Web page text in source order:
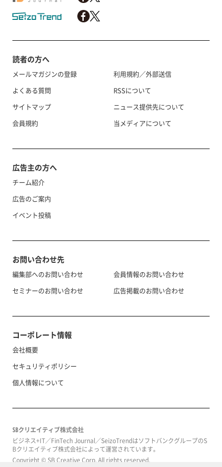
読者の方へ
メールマガジンの登録
よくある質問
サイトマップ
会員規約
利用規約／外部送信
RSSについて
ニュース提供先について
当メディアについて
広告主の方へ
チーム紹介
広告のご案内
イベント投稿
お問い合わせ先
編集部へのお問い合わせ
セミナーのお問い合わせ
会員情報のお問い合わせ
広告掲載のお問い合わせ
コーポレート情報
会社概要
セキュリティポリシー
個人情報について
SBクリエイティブ株式会社
ビジネス+IT／FinTech Journal／SeizoTrendはソフトバンクグループのS
Bクリエイティブ株式会社によって運営されています。
Copyright © SB Creative Corp. All rights reserved.